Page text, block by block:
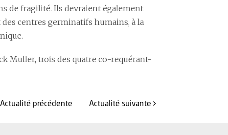
de fragilité. Ils devraient également
centres germinatifs humains, à la
Muller, trois des quatre co-requérant-
Actualité précédente Actualité suivante